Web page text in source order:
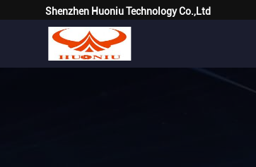
Shenzhen Huoniu Technology Co.,Ltd